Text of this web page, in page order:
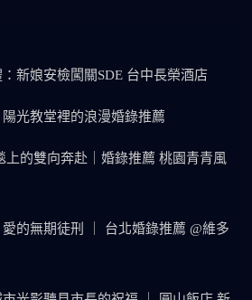
新娘安檢闖關SDE 台中長榮酒店
光教堂裡的浪漫婚錄推薦
上的雙向奔赴｜婚錄推薦 桃園青青風
的無期徒刑 ｜ 台北婚錄推薦 @維多